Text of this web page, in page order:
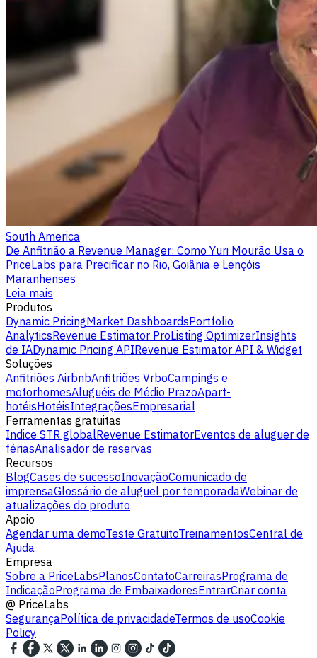
South America
De Anfitrião a Revenue Manager: Como Yuri Mourão Usa o
PriceLabs para Precificar no Rio, Goiânia e Lençóis
Maranhenses
Leia mais
Produtos
Dynamic PricingMarket DashboardsPortfolio
AnalyticsRevenue Estimator ProListing OptimizerInsights
de IADynamic Pricing APIRevenue Estimator API & Widget
Soluções
Anfitriões AirbnbAnfitriões VrboCampings e
motorhomesAluguéis de Médio PrazoApart-
hotéisHotéisIntegraçõesEmpresarial
Ferramentas gratuitas
Indice STR globalRevenue EstimatorEventos de aluguer de
fériasAnalisador de reservas
Recursos
BlogCases de sucessoInovaçãoComunicado de
imprensaGlossário de aluguel por temporadaWebinar de
atualizações do produto
Apoio
Agendar uma demoTeste GratuitoTreinamentosCentral de
Ajuda
Empresa
Sobre a PriceLabsPlanosContatoCarreirasPrograma de
IndicaçãoPrograma de EmbaixadoresEntrarCriar conta
@ PriceLabs
SegurançaPolítica de privacidadeTermos de usoCookie
Policy